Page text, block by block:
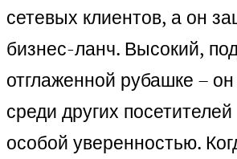
сетевых клиентов, а он
бизнес-ланч. Высокий,
отглаженной рубашке –
среди других
особой уверенностью.